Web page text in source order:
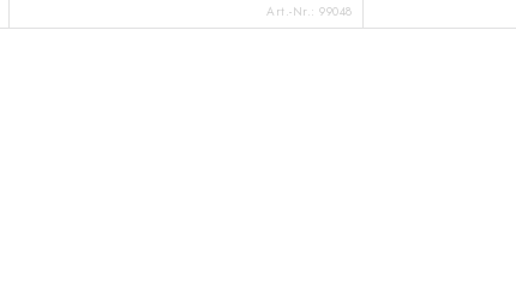
Art.-Nr.: 99048